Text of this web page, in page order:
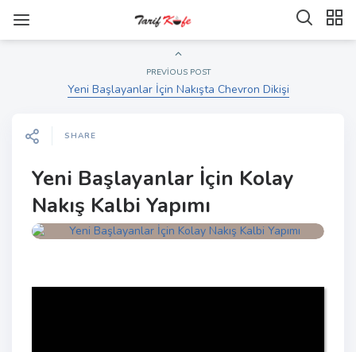
PREVIOUS POST
Yeni Başlayanlar İçin Nakışta Chevron Dikişi
SHARE
Yeni Başlayanlar İçin Kolay
Nakış Kalbi Yapımı